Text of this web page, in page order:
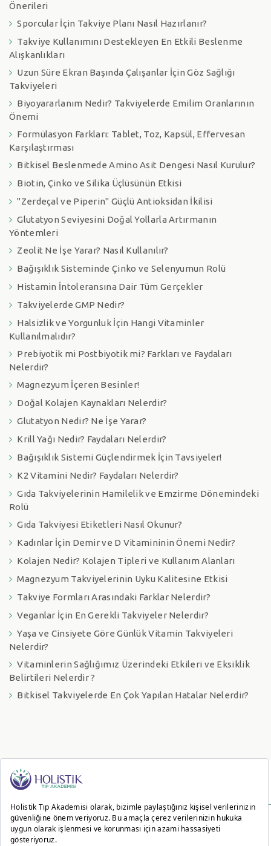
Önerileri
Sporcular İçin Takviye Planı Nasıl Hazırlanır?
Takviye Kullanımını Destekleyen En Etkili Beslenme
Alışkanlıkları
Uzun Süre Ekran Başında Çalışanlar İçin Göz Sağlığı
Takviyeleri
Biyoyararlanım Nedir? Takviyelerde Emilim Oranlarının
Önemi
Formülasyon Farkları: Tablet, Toz, Kapsül, Effervesan
Karşılaştırması
Bitkisel Beslenmede Amino Asit Dengesi Nasıl Kurulur?
Biotin, Çinko ve Silika Üçlüsünün Etkisi
"Zerdeçal ve Piperin" Güçlü Antioksidan İkilisi
Glutatyon Seviyesini Doğal Yollarla Artırmanın
Yöntemleri
Zeolit Ne İşe Yarar? Nasıl Kullanılır?
Bağışıklık Sisteminde Çinko ve Selenyumun Rolü
Histamin İntoleransına Dair Tüm Gerçekler
Takviyelerde GMP Nedir?
Halsizlik ve Yorgunluk İçin Hangi Vitaminler
Kullanılmalıdır?
Prebiyotik mi Postbiyotik mi? Farkları ve Faydaları
Nelerdir?
Magnezyum İçeren Besinler!
Doğal Kolajen Kaynakları Nelerdir?
Glutatyon Nedir? Ne İşe Yarar?
Krill Yağı Nedir? Faydaları Nelerdir?
Bağışıklık Sistemi Güçlendirmek İçin Tavsiyeler!
K2 Vitamini Nedir? Faydaları Nelerdir?
Gıda Takviyelerinin Hamilelik ve Emzirme Dönemindeki
Rolü
Gıda Takviyesi Etiketleri Nasıl Okunur?
Kadınlar İçin Demir ve D Vitamininin Önemi Nedir?
Kolajen Nedir? Kolajen Tipleri ve Kullanım Alanları
Magnezyum Takviyelerinin Uyku Kalitesine Etkisi
Takviye Formları Arasındaki Farklar Nelerdir?
Veganlar İçin En Gerekli Takviyeler Nelerdir?
Yaşa ve Cinsiyete Göre Günlük Vitamin Takviyeleri
Nelerdir?
Vitaminlerin Sağlığımız Üzerindeki Etkileri ve Eksiklik
Belirtileri Nelerdir ?
Bitkisel Takviyelerde En Çok Yapılan Hatalar Nelerdir?